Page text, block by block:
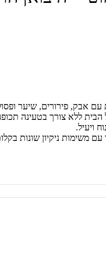
משימות ניקיון שונות